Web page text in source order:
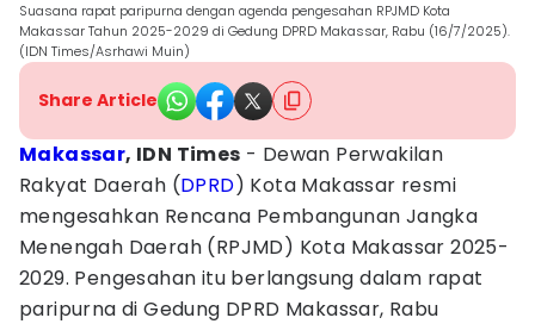
Suasana rapat paripurna dengan agenda pengesahan RPJMD Kota
Makassar Tahun 2025-2029 di Gedung DPRD Makassar, Rabu (16/7/2025).
(IDN Times/Asrhawi Muin)
Share Article
Makassar, IDN Times - Dewan Perwakilan
Rakyat Daerah (DPRD) Kota Makassar resmi
mengesahkan Rencana Pembangunan Jangka
Menengah Daerah (RPJMD) Kota Makassar 2025-
2029. Pengesahan itu berlangsung dalam rapat
paripurna di Gedung DPRD Makassar, Rabu